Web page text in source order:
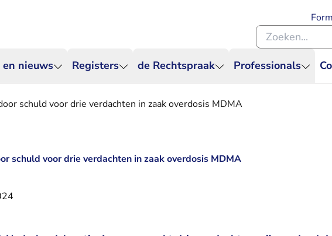
nieuws Registers de Rechtspraak Professionals
Zoeken binnen de
schuld voor drie verdachten in zaak overdosis MDMA
schuld voor drie verdachten in zaak overdosis MDMA